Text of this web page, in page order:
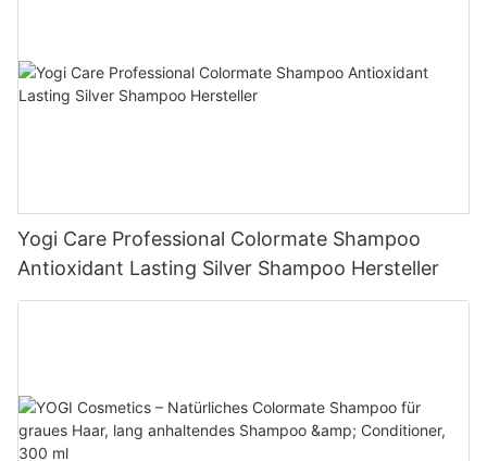
Yogi Care Professional Colormate Shampoo
Antioxidant Lasting Silver Shampoo Hersteller